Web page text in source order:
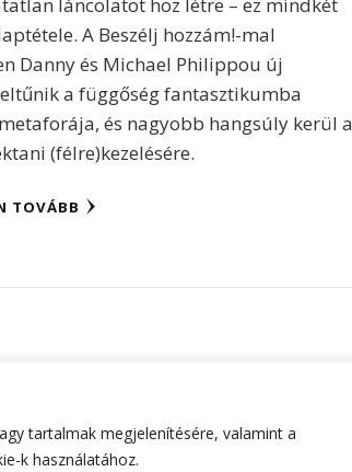
tartalmak megjelenítésére, valamint a
k használatához.
A Beszélj hozzám!-mal
Danny és Michael Philippou új
a függőség fantasztikumba
és nagyobb hangsúly kerül a
(félre)kezelésére.
TOVÁBB
| Fejlesztette